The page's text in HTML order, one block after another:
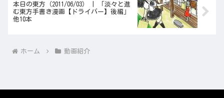
本日の東方（2011/06/03） | 「淡々と進
む東方手書き漫画【ドライバー】後編」
他10本
ホーム 動画紹介